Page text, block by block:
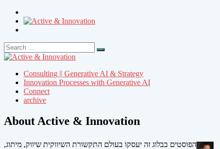
Search
for:
Search
Consulting || Generative AI & Strategy
Innovation Processes with Generative AI
Connect
archive
About Active & Innovation
הפוסטים בבלוג זה יעסקו בעולם התקשורת השיווקית שיווק, מיתוג,